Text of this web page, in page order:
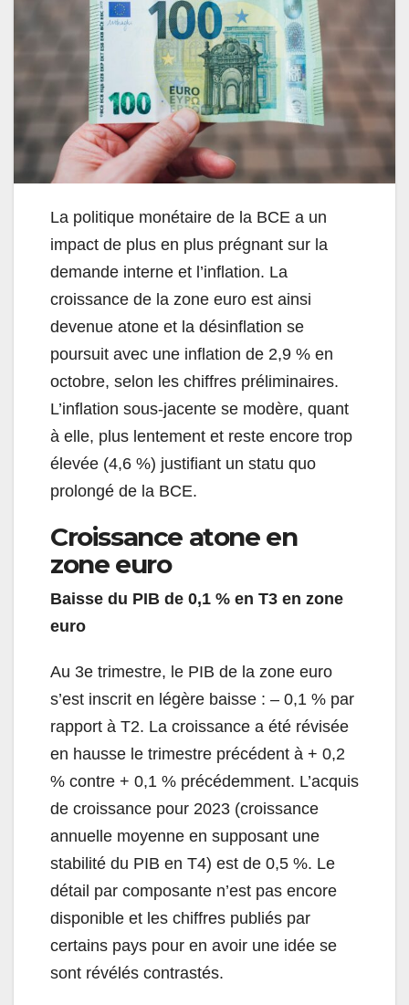
La politique monétaire de la BCE a un
impact de plus en plus prégnant sur la
demande interne et l’inflation. La
croissance de la zone euro est ainsi
devenue atone et la désinflation se
poursuit avec une inflation de 2,9 % en
octobre, selon les chiffres préliminaires.
L’inflation sous-jacente se modère, quant
à elle, plus lentement et reste encore trop
élevée (4,6 %) justifiant un statu quo
prolongé de la BCE.
Croissance atone en
zone euro
Baisse du PIB de 0,1 % en T3 en zone
euro
Au 3e trimestre, le PIB de la zone euro
s’est inscrit en légère baisse : – 0,1 % par
rapport à T2. La croissance a été révisée
en hausse le trimestre précédent à + 0,2
% contre + 0,1 % précédemment. L’acquis
de croissance pour 2023 (croissance
annuelle moyenne en supposant une
stabilité du PIB en T4) est de 0,5 %. Le
détail par composante n’est pas encore
disponible et les chiffres publiés par
certains pays pour en avoir une idée se
sont révélés contrastés.